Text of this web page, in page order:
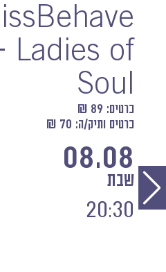
Ladies of
Soul
כרטיס: 89 ₪
כרטיס ותיק/ה: 70 ₪
08.08
שבת
20:30